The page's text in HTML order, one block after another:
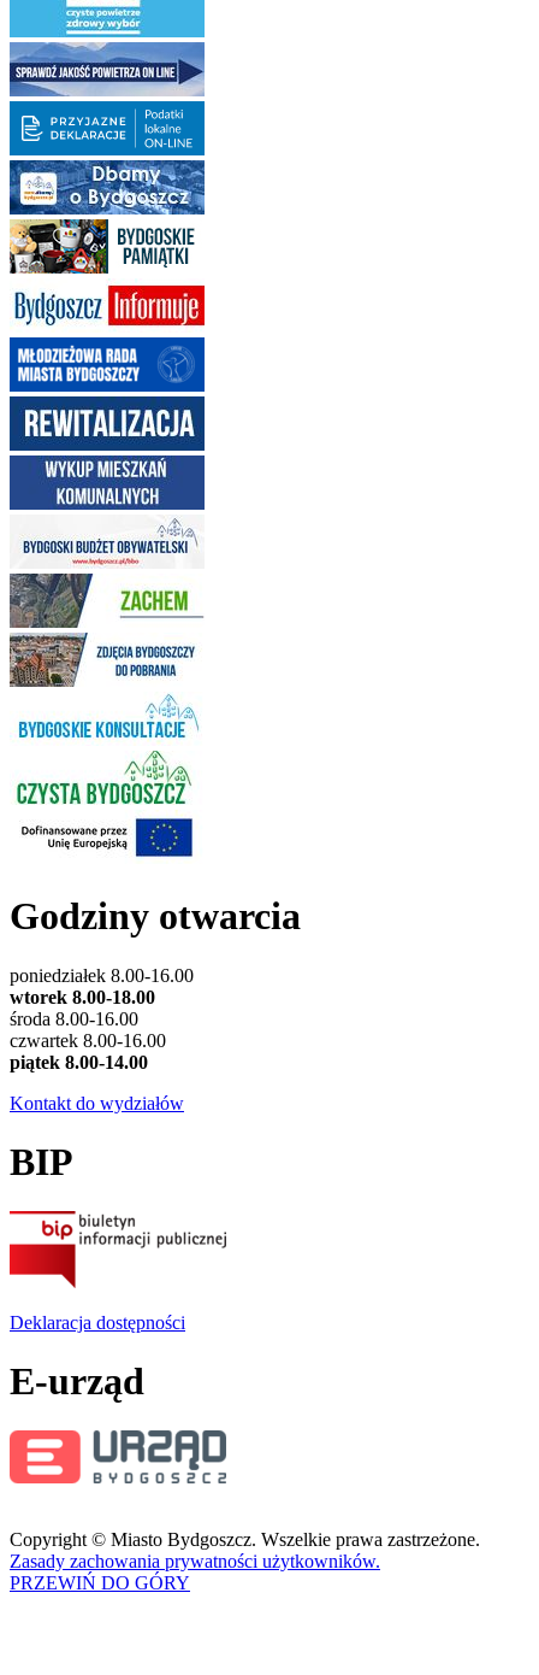
Godziny otwarcia
poniedziałek 8.00-16.00
wtorek 8.00-18.00
środa 8.00-16.00
czwartek 8.00-16.00
piątek 8.00-14.00
Kontakt do wydziałów
BIP
Deklaracja dostępności
E-urząd
Copyright © Miasto Bydgoszcz. Wszelkie prawa zastrzeżone.
Zasady zachowania prywatności użytkowników.
PRZEWIŃ DO GÓRY